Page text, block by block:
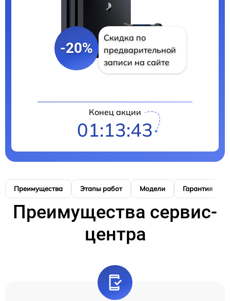
-20%
Скидка по
предварительной
записи на сайте
Конец акции
01:13:42
Преимущества Этапы работ Модели Гарантия
Преимущества сервис-
центра